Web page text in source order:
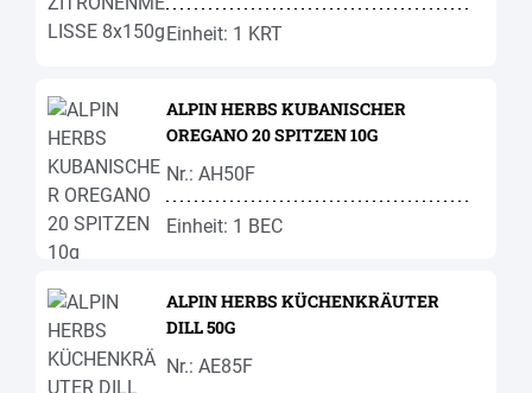
Einheit: 1 KRT
ALPIN HERBS KUBANISCHER
OREGANO 20 SPITZEN 10G
Nr.: AH50F
Einheit: 1 BEC
ALPIN HERBS KÜCHENKRÄUTER
DILL 50G
Nr.: AE85F